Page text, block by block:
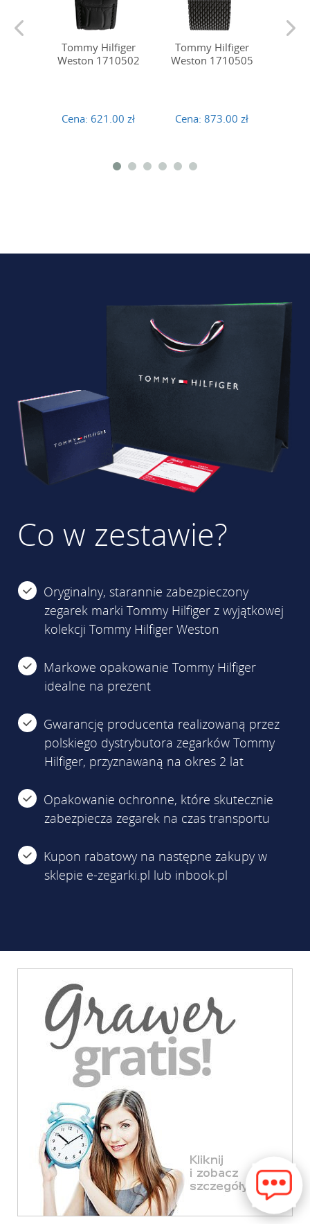
Tommy Hilfiger
Weston 1710502
Cena: 621.00 zł
Tommy Hilfiger
Weston 1710505
Cena: 873.00 zł
Co w zestawie?
Oryginalny, starannie zabezpieczony
zegarek marki Tommy Hilfiger z wyjątkowej
kolekcji Tommy Hilfiger Weston
Markowe opakowanie Tommy Hilfiger
idealne na prezent
Gwarancję producenta realizowaną przez
polskiego dystrybutora zegarków Tommy
Hilfiger, przyznawaną na okres 2 lat
Opakowanie ochronne, które skutecznie
zabezpiecza zegarek na czas transportu
Kupon rabatowy na następne zakupy w
sklepie e-zegarki.pl lub inbook.pl